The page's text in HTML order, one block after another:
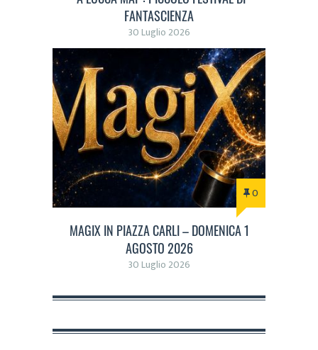
FANTASCIENZA
30 Luglio 2026
0
MAGIX IN PIAZZA CARLI – DOMENICA 1
AGOSTO 2026
30 Luglio 2026